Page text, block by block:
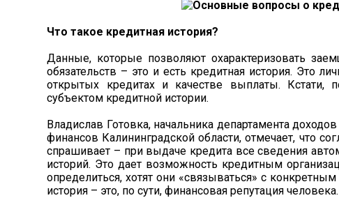
Что такое кредитная история?
Данные, которые позволяют охарактеризовать
обязательств – это и есть кредитная история. Это
открытых кредитах и качестве выплаты. Кстати,
субъектом кредитной истории.
Владислав Готовка, начальника департамента
финансов Калининградской области, отмечает, что
спрашивает – при выдаче кредита все сведения
историй. Это дает возможность кредитным
определиться, хотят они «связываться» с
история – это, по сути, финансовая репутация человека.